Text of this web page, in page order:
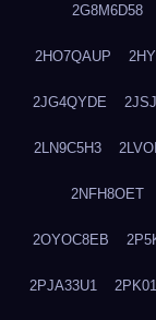
2G8M6D58
2HO7QAUP
2JG4QYDE
2LN9C5H3
2NFH8OET
2OYOC8EB
2PJA33U1